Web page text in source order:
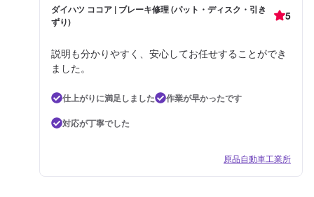
ダイハツ ココア | ブレーキ修理 (パット・ディスク・引き
ずり)
5
説明も分かりやすく、安心してお任せすることができ
ました。
仕上がりに満足しました
作業が早かったです
対応が丁寧でした
原品自動車工業所